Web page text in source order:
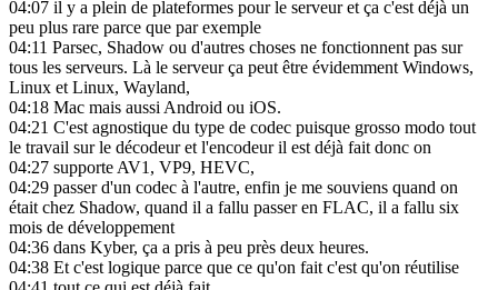
04:07 il y a plein de plateformes pour le serveur et ça c'est déjà un
peu plus rare parce que par exemple
04:11 Parsec, Shadow ou d'autres choses ne fonctionnent pas sur
tous les serveurs. Là le serveur ça peut être évidemment Windows,
Linux et Linux, Wayland,
04:18 Mac mais aussi Android ou iOS.
04:21 C'est agnostique du type de codec puisque grosso modo tout
le travail sur le décodeur et l'encodeur il est déjà fait donc on
04:27 supporte AV1, VP9, HEVC,
04:29 passer d'un codec à l'autre, enfin je me souviens quand on
était chez Shadow, quand il a fallu passer en FLAC, il a fallu six
mois de développement
04:36 dans Kyber, ça a pris à peu près deux heures.
04:38 Et c'est logique parce que ce qu'on fait c'est qu'on réutilise